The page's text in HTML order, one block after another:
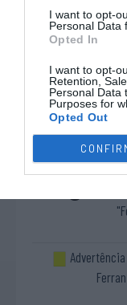
I want to opt-
Personal Data
Opted In
I want to opt-
Retention,
Personal Data
Purposes for
Opted Out
Timeout CP